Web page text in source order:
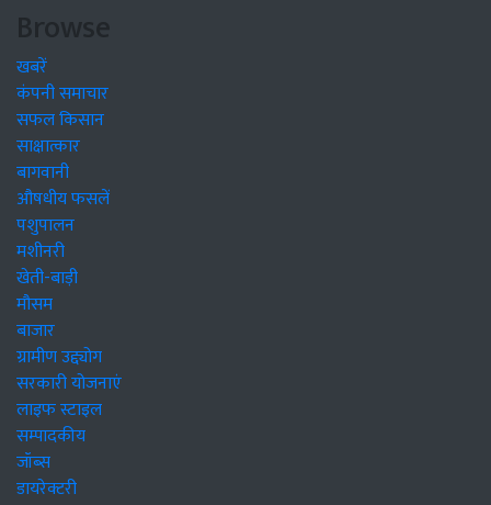
Browse
खबरें
कंपनी समाचार
सफल किसान
साक्षात्कार
बागवानी
औषधीय फसलें
पशुपालन
मशीनरी
खेती-बाड़ी
मौसम
बाजार
ग्रामीण उद्द्योग
सरकारी योजनाएं
लाइफ स्टाइल
सम्पादकीय
जॉब्स
डायरेक्टरी